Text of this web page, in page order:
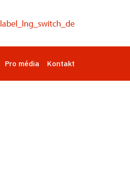
label_lng_switch_de
Pro média Kontakt